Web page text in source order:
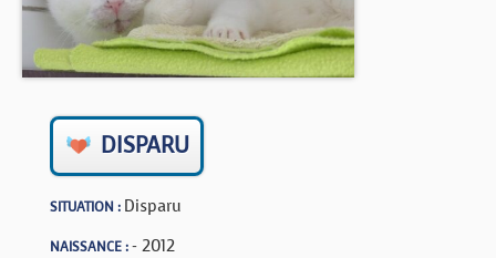
CONTACT
BOUTIQUE
FORUM
DISPARU
SITUATION : Disparu
NAISSANCE :- 2012